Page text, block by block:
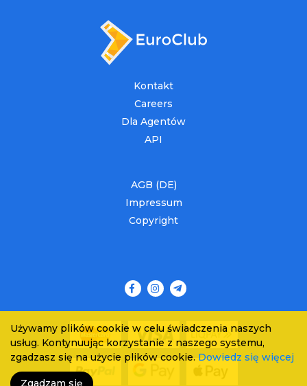
Kontakt
Careers
Dla Agentów
API
AGB (DE)
Impressum
Copyright
Używamy plików cookie w celu świadczenia naszych
usług. Kontynuując korzystanie z naszego systemu,
zgadzasz się na użycie plików cookie. Dowiedz się więcej
Zgadzam się